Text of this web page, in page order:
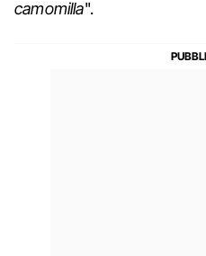
camomilla".